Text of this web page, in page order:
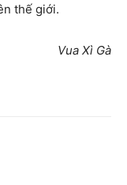
thế giới.
Vua Xì Gà